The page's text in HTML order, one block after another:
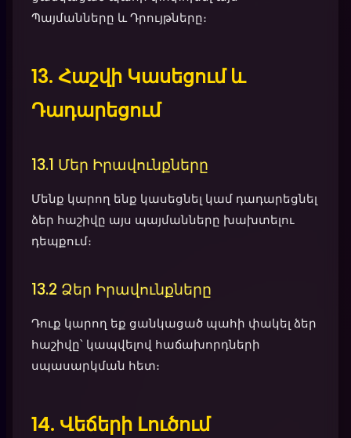
Պայմանները և Դրույթները։
13. Հաշվի Կասեցում և
Դադարեցում
13.1 Մեր Իրավունքները
Մենք կարող ենք կասեցնել կամ դադարեցնել
ձեր հաշիվը այս պայմանները խախտելու
դեպքում։
13.2 Ձեր Իրավունքները
Դուք կարող եք ցանկացած պահի փակել ձեր
հաշիվը՝ կապվելով հաճախորդների
սպասարկման հետ։
14. Վեճերի Լուծում